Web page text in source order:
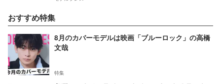
おすすめ特集
8月のカバーモデルは映画「ブルーロック」の高橋
文哉
特集